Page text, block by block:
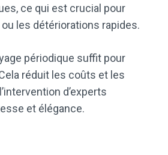
ce qui est crucial pour
ou les détériorations rapides.
périodique suffit pour
réduit les coûts et les
d’experts
et élégance.